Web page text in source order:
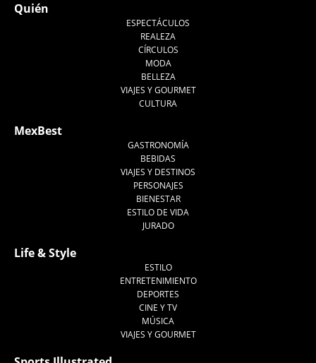
Quién
ESPECTÁCULOS
REALEZA
CÍRCULOS
MODA
BELLEZA
VIAJES Y GOURMET
CULTURA
MexBest
GASTRONOMÍA
BEBIDAS
VIAJES Y DESTINOS
PERSONAJES
BIENESTAR
ESTILO DE VIDA
JURADO
Life & Style
ESTILO
ENTRETENIMIENTO
DEPORTES
CINE Y TV
MÚSICA
VIAJES Y GOURMET